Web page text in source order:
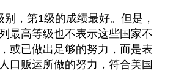
，第1级的成绩最好。但是，
最高等级也不表示这些国家不
或已做出足够的努力，而是表
口贩运所做的努力，符合美国